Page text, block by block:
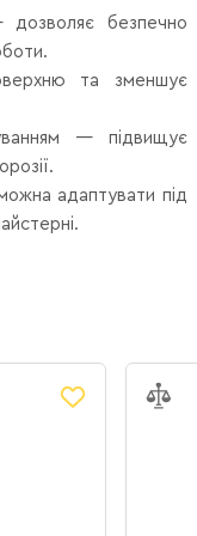
безпечно
та зменшує
— підвищує
адаптувати під